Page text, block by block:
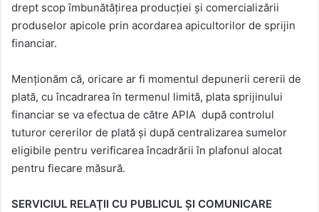
drept scop îmbunătățirea producției și comercializării
produselor apicole prin acordarea apicultorilor de sprijin
financiar.
Menționăm că, oricare ar fi momentul depunerii cererii de
plată, cu încadrarea în termenul limită, plata sprijinului
financiar se va efectua de către APIA după controlul
tuturor cererilor de plată și după centralizarea sumelor
eligibile pentru verificarea încadrării în plafonul alocat
pentru fiecare măsură.
SERVICIUL RELAŢII CU PUBLICUL ŞI COMUNICARE